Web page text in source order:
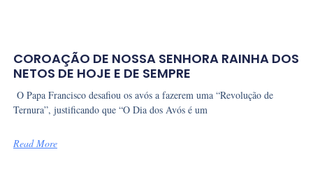
COROAÇÃO DE NOSSA SENHORA RAINHA DOS
NETOS DE HOJE E DE SEMPRE
O Papa Francisco desafiou os avós a fazerem uma “Revolução de
Ternura”, justificando que “O Dia dos Avós é um
Read More